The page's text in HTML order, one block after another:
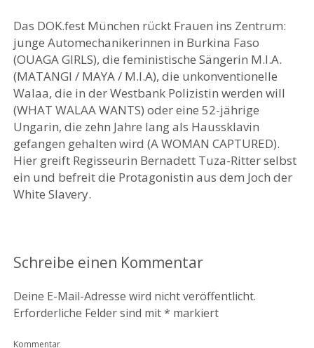
Das DOK.fest München rückt Frauen ins Zentrum:
junge Automechanikerinnen in Burkina Faso
(OUAGA GIRLS), die feministische Sängerin M.I.A.
(MATANGI / MAYA / M.I.A), die unkonventionelle
Walaa, die in der Westbank Polizistin werden will
(WHAT WALAA WANTS) oder eine 52-jährige
Ungarin, die zehn Jahre lang als Haussklavin
gefangen gehalten wird (A WOMAN CAPTURED).
Hier greift Regisseurin Bernadett Tuza-Ritter selbst
ein und befreit die Protagonistin aus dem Joch der
White Slavery.
Schreibe einen Kommentar
Deine E-Mail-Adresse wird nicht veröffentlicht.
Erforderliche Felder sind mit* markiert
Kommentar